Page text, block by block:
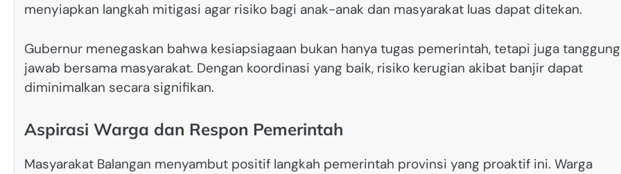
menyiapkan langkah mitigasi agar risiko bagi anak-anak dan masyarakat luas dapat ditekan.
Gubernur menegaskan bahwa kesiapsiagaan bukan hanya tugas pemerintah, tetapi juga tanggung
jawab bersama masyarakat. Dengan koordinasi yang baik, risiko kerugian akibat banjir dapat
diminimalkan secara signifikan.
Aspirasi Warga dan Respon Pemerintah
Masyarakat Balangan menyambut positif langkah pemerintah provinsi yang proaktif ini. Warga